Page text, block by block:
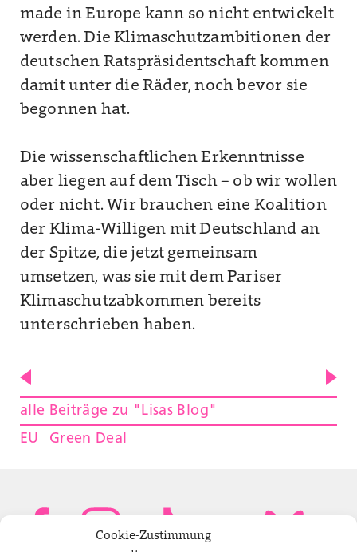
Cookie-Zustimmung
made in Europe kann so nicht entwickelt
werden. Die Klimaschutzambitionen der
deutschen Ratspräsidentschaft kommen
damit unter die Räder, noch bevor sie
begonnen hat.
Die wissenschaftlichen Erkenntnisse
aber liegen auf dem Tisch – ob wir wollen
oder nicht. Wir brauchen eine Koalition
der Klima-Willigen mit Deutschland an
der Spitze, die jetzt gemeinsam
umsetzen, was sie mit dem Pariser
Klimaschutzabkommen bereits
unterschrieben haben.
alle Beiträge zu "Lisas Blog"
EU
Green Deal